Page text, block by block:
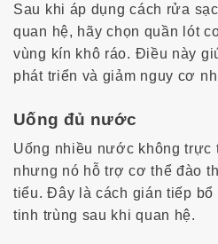
Sau khi áp dụngcách rửa
quan hệ, hãy chọn quần lót
vùng kín khô ráo. Điều này
phát triển và giảm nguy cơ
Uống đủ nước
Uống nhiều nước không trực
nhưng nó hỗ trợ cơ thể đào
tiểu. Đây là cách gián tiếp bổ
tinh trùng sau khi quan hệ.